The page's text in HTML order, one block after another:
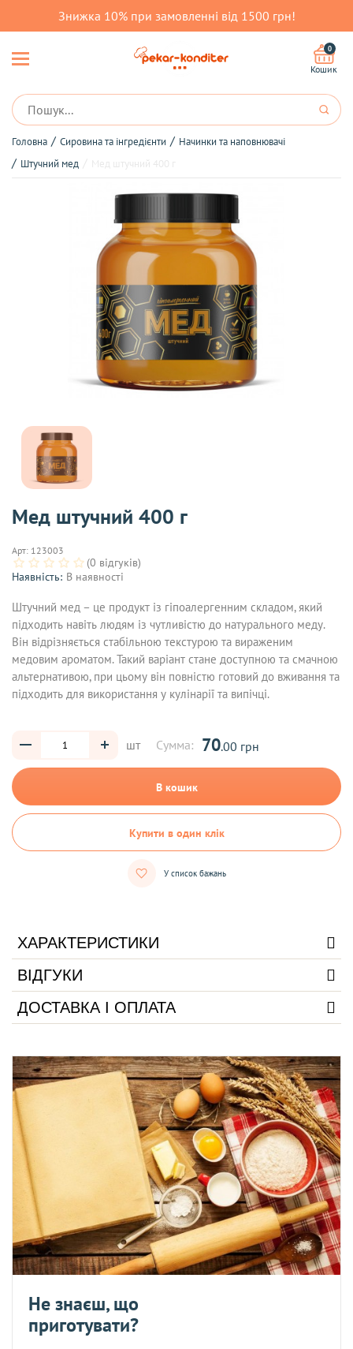
Знижка 10% при замовленні від 1500 грн!
0
Кошик
Головна Сировина та інгредієнти
Начинки та наповнювачі
Штучний мед
Мед штучний 400 г
Арт: 123003
(0 відгуків)
Наявність: В наявності
Штучний мед – це продукт із гіпоалергенним складом, який
підходить навіть людям із чутливістю до натурального меду.
Він відрізняється стабільною текстурою та вираженим
медовим ароматом. Такий варіант стане доступною та смачною
альтернативою, при цьому він повністю готовий до вживання та
підходить для використання у кулінарії та випічці.
шт Сумма: 70.00 грн
В кошик
Купити в один клік
У список бажань
ХАРАКТЕРИСТИКИ
ВІДГУКИ
ДОСТАВКА І ОПЛАТА
Не знаєш, що
приготувати?